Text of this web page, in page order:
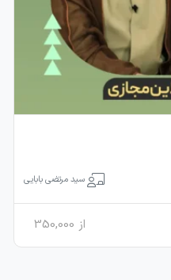
سید مرتضی بابایی
از 350,000